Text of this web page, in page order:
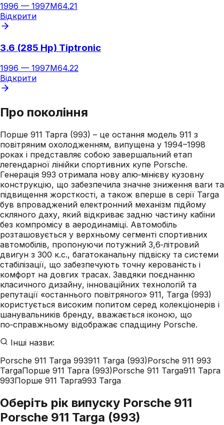
1996 — 1997M64.21
Відкрити
3.6 (285 Hp) Tiptronic
1996 — 1997M64.22
Відкрити
Про покоління
Порше 911 Тарга (993) – це остання модель 911 з
повітряним охолодженням, випущена у 1994–1998
роках і представляє собою завершальний етап
легендарної лінійки спортивних купе Porsche.
Генерація 993 отримала нову алю‑мінієву кузовну
конструкцію, що забезпечила значне зниження ваги та
підвищення жорсткості, а також вперше в серії Targa
був впроваджений електронний механізм підйому
скляного даху, який відкриває задню частину кабіни
без компромісу в аеродинаміці. Автомобіль
розташовується у верхньому сегменті спортивних
автомобілів, пропонуючи потужний 3,6‑літровий
двигун з 300 к.с., багатоканальну підвіску та системи
стабілізації, що забезпечують точну керованість і
комфорт на довгих трасах. Завдяки поєднанню
класичного дизайну, інноваційних технологій та
репутації «останнього повітряного» 911, Targa (993)
користується високим попитом серед колекціонерів і
шанувальників бренду, вважається іконою, що
по‑справжньому відображає спадщину Porsche.
Інші назви:
Porsche 911 Targa 993911 Targa (993)Porsche 911 993
TargaПорше 911 Тарга (993)Porsche 911 Targa911 Тарга
993Порше 911 Тарга993 Targa
Оберіть рік випуску Porsche 911
Porsche 911 Targa (993)